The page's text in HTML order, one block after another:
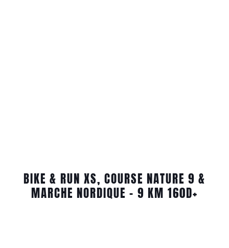
BIKE & RUN XS, COURSE NATURE 9 &
MARCHE NORDIQUE – 9 KM 160D+